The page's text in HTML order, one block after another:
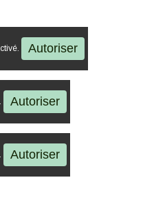
Autoriser
Autoriser
Autoriser